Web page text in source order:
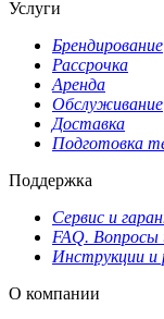
Услуги
Брендирование
Рассрочка
Аренда
Обслуживание
Доставка
Подготовка
Поддержка
Сервис и
FAQ.
Инструкции и
О компании